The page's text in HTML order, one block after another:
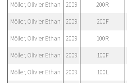
Möller, Olivier Ethan 2009 200R
Möller, Olivier Ethan 2009 200F
Möller, Olivier Ethan 2009 100R
Möller, Olivier Ethan 2009 100F
Möller, Olivier Ethan 2009 100L